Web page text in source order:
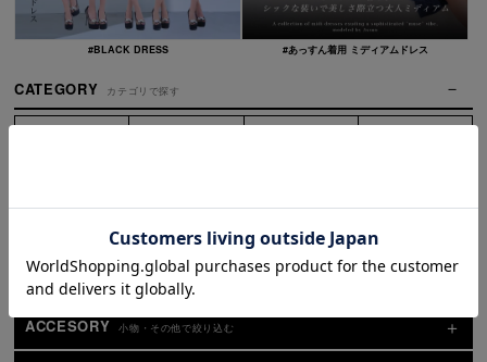
#BLACK DRESS #あっすん着用 ミディアムドレス
CATEGORY カテゴリで探す
水着 コスプレ サンタコスプレ セール
ACCESORY 小物・その他で絞り込む